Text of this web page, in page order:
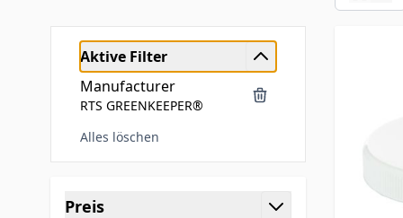
Aktive Filter
Manufacturer
RTS GREENKEEPER®
Alles löschen
Zur Produktliste springen
Preis